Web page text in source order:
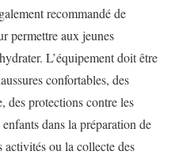
recommandé de
permettre aux jeunes
L’équipement doit être
confortables, des
des protections contre les
dans la préparation de
ou la collecte des